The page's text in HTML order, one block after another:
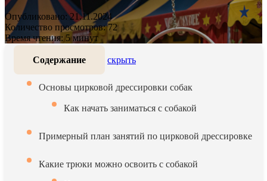
Опубликовано: 21.11.2024
Количество просмотров: 72
Время чтения: 5 минут
Содержание скрыть
Основы цирковой дрессировки собак
Как начать заниматься с собакой
Примерный план занятий по цирковой дрессировке
Какие трюки можно освоить с собакой